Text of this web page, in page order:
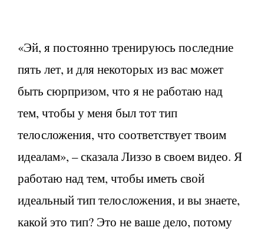
«Эй, я постоянно тренируюсь последние
пять лет, и для некоторых из вас может
быть сюрпризом, что я не работаю над
тем, чтобы у меня был тот тип
телосложения, что соответствует твоим
идеалам», – сказала Лиззо в своем видео. Я
работаю над тем, чтобы иметь свой
идеальный тип телосложения, и вы знаете,
какой это тип? Это не ваше дело, потому